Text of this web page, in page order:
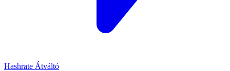
Hashrate Átváltó